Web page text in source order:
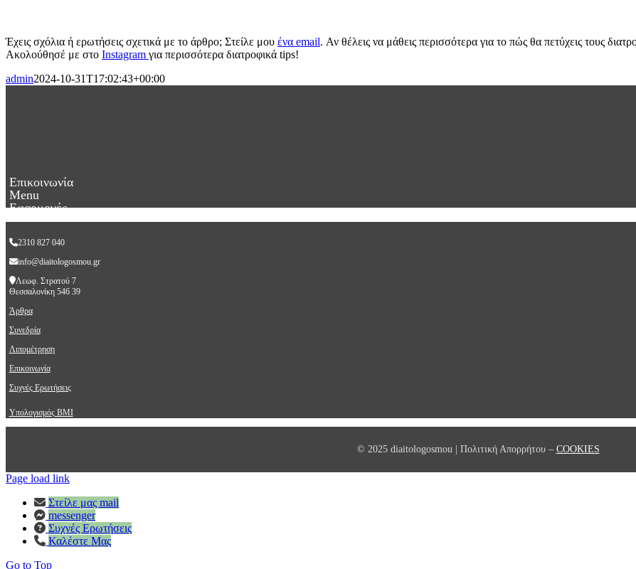
Έχεις σχόλια ή ερωτήσεις σχετικά με το άρθρο; Στείλε μου ένα email. Αν θέλεις να μάθεις περισσότερα για το πώς θα πετύχεις τους
Ακολούθησέ με στο Instagram για περισσότερα διατροφικά tips!
admin2024-10-31T17:02:43+00:00
Επικοινωνία
Menu
Εφαρμογές
2310 827 040
info@diaitologosmou.gr
Λεωφ. Στρατού 7
Θεσσαλονίκη 546 39
Άρθρα
Συνεδρία
Λιπομέτρηση
Επικοινωνία
Συχνές Ερωτήσεις
Υπολογισμός BMI
© 2025 diaitologosmou | Πολιτική Απορρήτου – COOKIES
Page load link
Στείλε μας mail
messenger
Συχνές Ερωτήσεις
Καλέστε Μας
Go to Top